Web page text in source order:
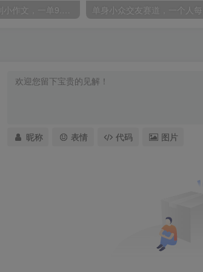
小红书卖定制小作文，一单9.9-14.9，卖了1w+份，普通人可以复制的方法
昵称 表情 代码 图片